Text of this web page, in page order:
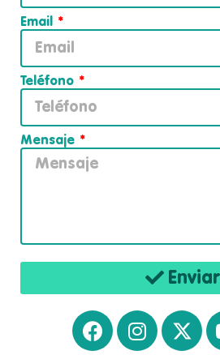
Email
Teléfono
Mensaje
Enviar